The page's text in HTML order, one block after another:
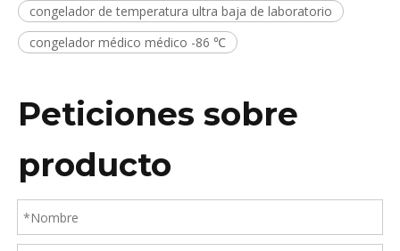
congelador de temperatura ultra baja de laboratorio
congelador médico médico -86 ℃
Peticiones sobre
producto